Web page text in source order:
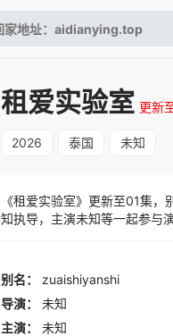
租爱实验室 更新
2026 泰国 未知
《租爱实验室》更新至01集
知执导，主演未知等一起参与
别名：
zuaishiyanshi
导演：
未知
主演：
未知